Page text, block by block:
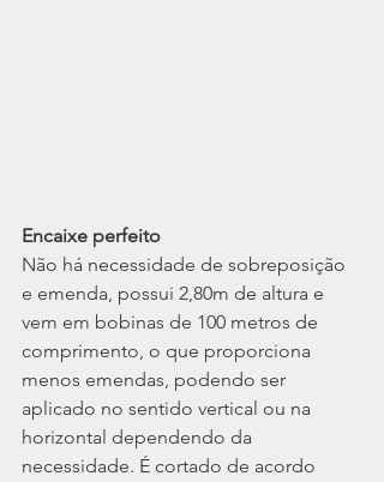
Encaixe perfeito
Não há necessidade de sobreposição
e emenda, possui 2,80m de altura e
vem em bobinas de 100 metros de
comprimento, o que proporciona
menos emendas, podendo ser
aplicado no sentido vertical ou na
horizontal dependendo da
necessidade. É cortado de acordo